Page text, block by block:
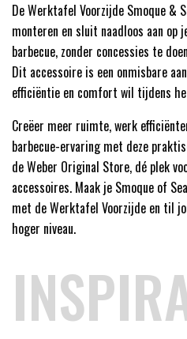
De Werktafel Voorzijde Smoque &
monteren en sluit naadloos aan op
barbecue, zonder concessies te
Dit accessoire is een onmisbare
efficiëntie en comfort wil tijdens
Creëer meer ruimte, werk
barbecue-ervaring met deze
de Weber Original Store, dé plek
accessoires. Maak je Smoque of
met de Werktafel Voorzijde en til
hoger niveau.